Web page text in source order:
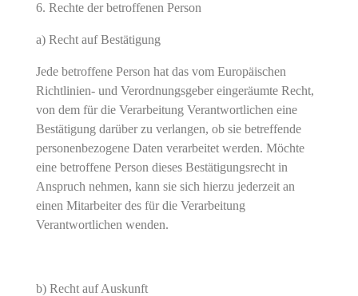
Rechte der betroffenen Person
a) Recht auf Bestätigung
Jede betroffene Person hat das vom Europäischen
Richtlinien- und Verordnungsgeber eingeräumte Recht,
von dem für die Verarbeitung Verantwortlichen eine
Bestätigung darüber zu verlangen, ob sie betreffende
personenbezogene Daten verarbeitet werden. Möchte
eine betroffene Person dieses Bestätigungsrecht in
Anspruch nehmen, kann sie sich hierzu jederzeit an
einen Mitarbeiter des für die Verarbeitung
Verantwortlichen wenden.
b) Recht auf Auskunft